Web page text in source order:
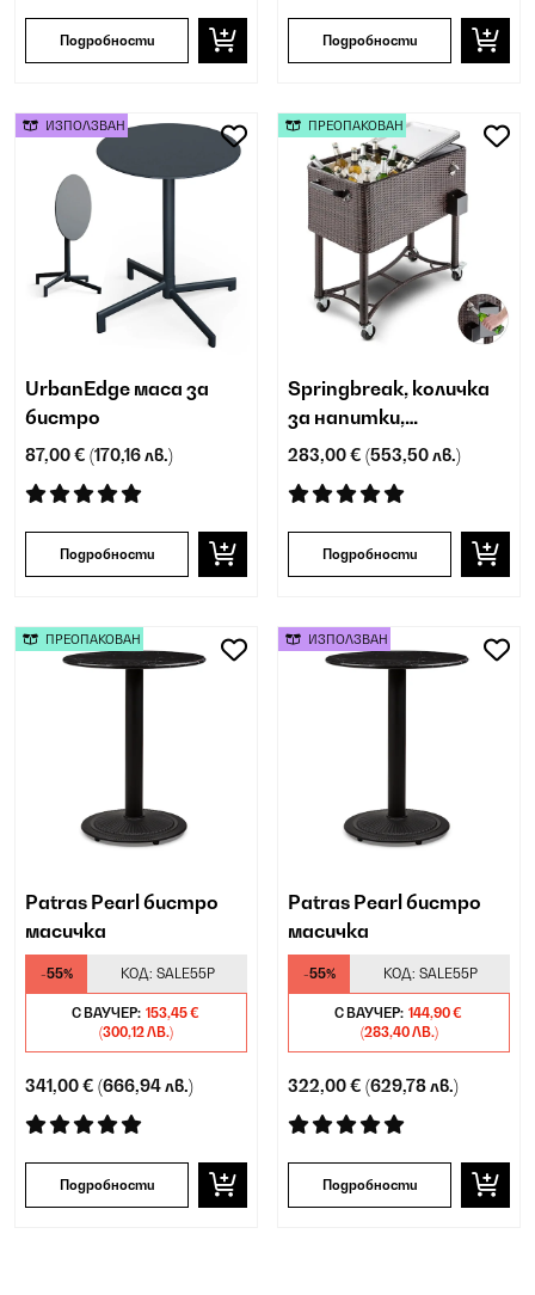
Подробности Подробности
UrbanEdge маса за
бистро
87,00 € (170,16 лв.)
Подробности
ИЗПОЛЗВАН
Springbreak, количка
за напитки,
охладителна количка
ратанов дизайн
283,00 € (553,50 лв.)
Подробности
ПРЕОПАКОВАН
Patras Pearl бистро
масичка
-55% КОД: SALE55P
С ВАУЧЕР: 153,45 €
(300,12 ЛВ.)
341,00 € (666,94 лв.)
Подробности
ПРЕОПАКОВАН
Patras Pearl бистро
масичка
-55% КОД: SALE55P
С ВАУЧЕР: 144,90 €
(283,40 ЛВ.)
322,00 € (629,78 лв.)
Подробности
ИЗПОЛЗВАН